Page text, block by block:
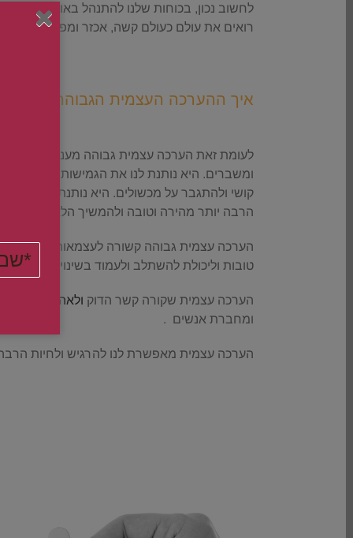
לחשוב נכון, בכוחות שלנו להתנהל באופן מיטבי.
רואים את עולם כעולם קשה, אכזר ומפחיד ואנו
איך ההערכה העצמית הגבוהה
לעומת זאת הערכה עצמית גבוהה מעניקה לנו
ומשברים. היא נותנת לנו את הגמישות
קושי ולהתגבר על מכשולים. היא נותנת לנו את
הרבה יותר מהירה וטובה ולהמשיך הלאה בחיים .
הערכה עצמית גבוהה קשורה לעצמאות ובגרות
טובות וליכולת להשתלב ולעמוד בשינוים.
הערכה עצמית שקורה קשר הדוק ולאהבה עצמית
ומחברת אנשים .
הערכה עצמית מאפשרת לנו להרגיש ולחיות